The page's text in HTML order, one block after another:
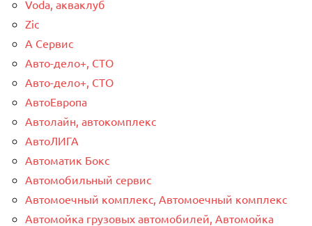
Voda, акваклуб
Zic
А Сервис
Авто-дело+, СТО
Авто-дело+, СТО
АвтоЕвропа
Автолайн, автокомплекс
АвтоЛИГА
Автоматик Бокс
Автомобильный сервис
Автомоечный комплекс, Автомоечный комплекс
Автомойка грузовых автомобилей, Автомойка